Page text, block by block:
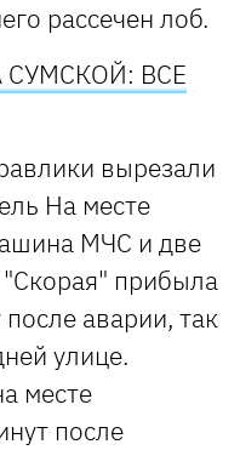
рассечен лоб.
СУМСКОЙ: ВСЕ
вырезали
На месте
МЧС и две
прибыла
аварии, так
улице.
месте
после